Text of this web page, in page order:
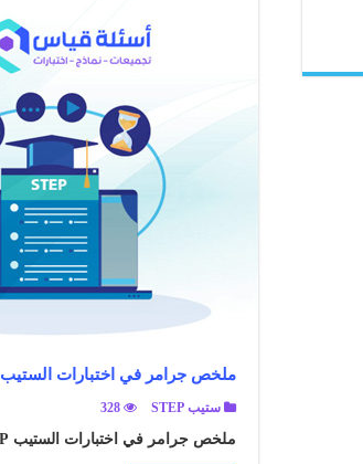
ملخص جرامر في اختبارات الستيب STEP وملف الخرائط المفاهيمية
ستيب STEP 328
ملخص جرامر في اختبارات الستيب STEP وملف الخرائط المفاهيمية ..